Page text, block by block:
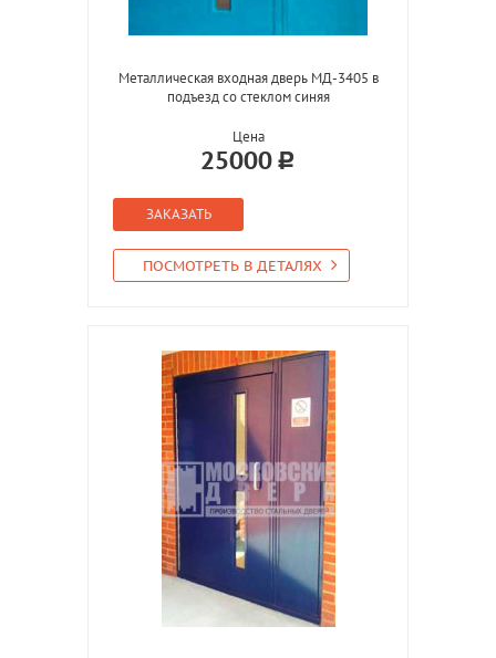
Металлическая входная дверь МД-3405 в
подъезд со стеклом синяя
Цена
25000
ЗАКАЗАТЬ
ПОСМОТРЕТЬ В ДЕТАЛЯХ